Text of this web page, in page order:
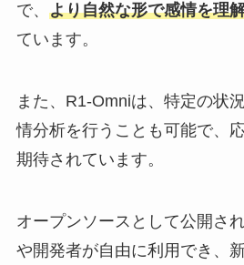
で、 より自然な形で感情を理
ています。
また、R1-Omniは、特定の状
情分析を行うことも可能で、
期待されています。
オープンソースとして公開さ
や開発者が自由に利用でき、